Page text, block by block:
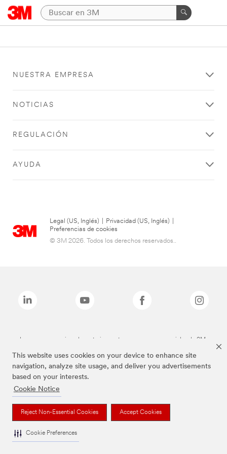
This website uses cookies on your device to enhance site
navigation, analyze site usage, and deliver you advertisements
based on your interests.
Cookie Notice
Reject Non-Essential Cookies Accept Cookies
Cookie Preferences
NUESTRA EMPRESA
NOTICIAS
REGULACIÓN
AYUDA
Legal (US, Inglés) Privacidad (US, Inglés)
Preferencias de cookies
© 3M 2026. Todos los derechos reservados..
Las marcas mencionadas anteriormente son marcas comerciales de 3M.